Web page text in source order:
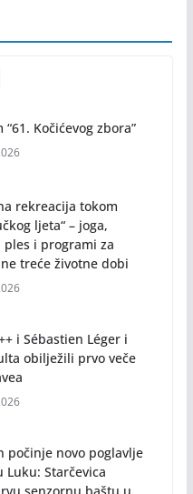
“61. Kočićevog zbora”
rekreacija tokom
ljeta“ – joga,
ples i programi za
treće životne dobi
i Sébastien Léger i
obilježili prvo veče
počinje novo poglavlje
Luku: Starčevica